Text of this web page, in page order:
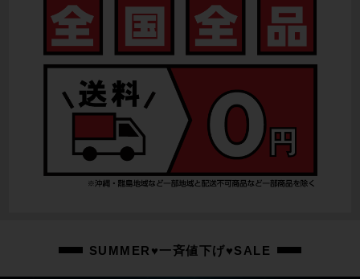
リアディレイラー
CAMPAGNOLO RECORD
CAMPAGNOLO RECORD/12-29T
ブレーキキャリパー
CAMPAGNOLO RECORD
SUMMER♥一斉値下げ♥SALE